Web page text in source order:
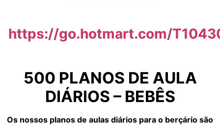
https://go.hotmart.com/
500 PLANOS DE AULA
DIÁRIOS – BEBÊS
Os nossos planos de aulas diários para o berçário são